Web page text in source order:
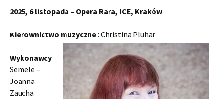
2025, 6 listopada – Opera Rara, ICE, Kraków
Kierownictwo muzyczne: Christina Pluhar
Wykonawcy
Semele –
Joanna
Zaucha